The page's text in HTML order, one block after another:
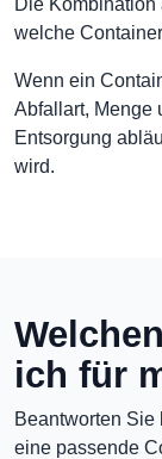
Die Kombination
welche
Wenn ein
Abfallart, Menge
Entsorgung
wird.
ich für
Beantworten
eine passende